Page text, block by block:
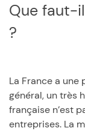
Que faut-il répondre à un recruteur
?
La France a une
général, un très
française n’est
entreprises. La